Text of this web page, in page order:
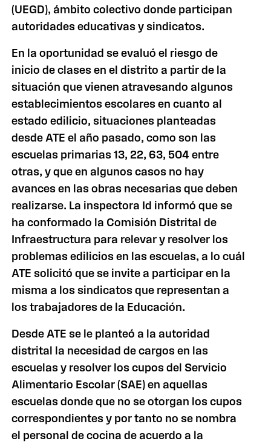
(UEGD), ámbito colectivo donde participan
autoridades educativas y sindicatos.
En la oportunidad se evaluó el riesgo de
inicio de clases en el distrito a partir de la
situación que vienen atravesando algunos
establecimientos escolares en cuanto al
estado edilicio, situaciones planteadas
desde ATE el año pasado, como son las
escuelas primarias 13, 22, 63, 504 entre
otras, y que en algunos casos no hay
avances en las obras necesarias que deben
realizarse. La inspectora Id informó que se
ha conformado la Comisión Distrital de
Infraestructura para relevar y resolver los
problemas edilicios en las escuelas, a lo cuál
ATE solicitó que se invite a participar en la
misma a los sindicatos que representan a
los trabajadores de la Educación.
Desde ATE se le planteó a la autoridad
distrital la necesidad de cargos en las
escuelas y resolver los cupos del Servicio
Alimentario Escolar (SAE) en aquellas
escuelas donde que no se otorgan los cupos
correspondientes y por tanto no se nombra
el personal de cocina de acuerdo a la